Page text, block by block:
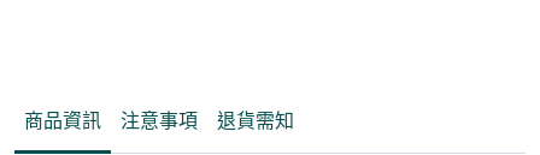
商品資訊 注意事項 退貨需知